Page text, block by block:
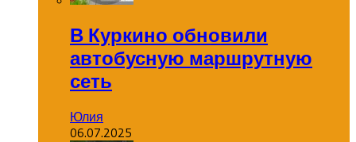
В Куркино обновили
автобусную маршрутную
сеть
Юлия
06.07.2025